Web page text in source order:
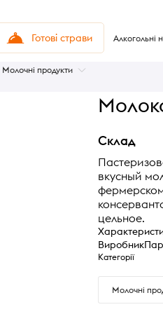
Готові страви Алкогольні
Молочні продукти
Склад
вкусный
цельное.
Виробник
Категорії
Молочні